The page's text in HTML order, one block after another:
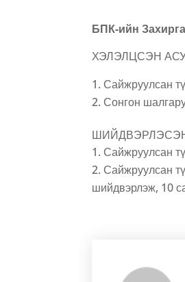
БПК-ийн
ХЭЛЭЛЦСЭН
Сайжруулсан
Сонгон
Сайжруулсан
Сайжруулсан
шийдвэрлэж, 10